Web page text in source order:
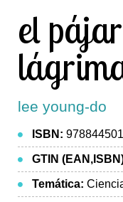
el
lee young-do
ISBN:
GTIN
Temática: